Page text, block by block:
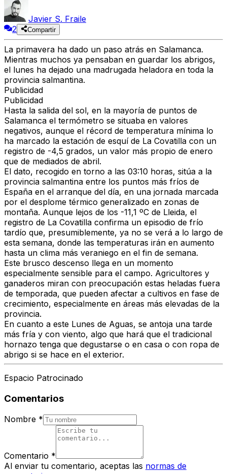
Javier S. Fraile
2
Compartir
La primavera ha dado un paso atrás en Salamanca.
Mientras muchos ya pensaban en guardar los abrigos,
el lunes ha dejado una madrugada heladora en toda la
provincia salmantina.
Publicidad
Publicidad
Hasta la salida del sol, en la mayoría de puntos de
Salamanca el termómetro se situaba en valores
negativos, aunque el récord de temperatura mínima lo
ha marcado la estación de esquí de La Covatilla con un
registro de -4,5 grados, un valor más propio de enero
que de mediados de abril.
El dato, recogido en torno a las 03:10 horas, sitúa a la
provincia salmantina entre los puntos más fríos de
España en el arranque del día, en una jornada marcada
por el desplome térmico generalizado en zonas de
montaña. Aunque lejos de los -11,1 ºC de Lleida, el
registro de La Covatilla confirma un episodio de frío
tardío que, presumiblemente, ya no se verá a lo largo de
esta semana, donde las temperaturas irán en aumento
hasta un clima más veraniego en el fin de semana.
Este brusco descenso llega en un momento
especialmente sensible para el campo. Agricultores y
ganaderos miran con preocupación estas heladas fuera
de temporada, que pueden afectar a cultivos en fase de
crecimiento, especialmente en áreas más elevadas de la
provincia.
En cuanto a este Lunes de Aguas, se antoja una tarde
más fría y con viento, algo que hará que el tradicional
hornazo tenga que degustarse o en casa o con ropa de
abrigo si se hace en el exterior.
Espacio Patrocinado
Comentarios
Nombre *
Comentario *
Al enviar tu comentario, aceptas las normas de